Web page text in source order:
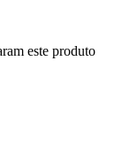
este produto